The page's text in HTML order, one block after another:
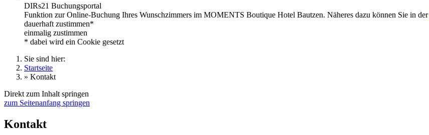
DIRs21 Buchungsportal
Funktion zur Online-Buchung Ihres Wunschzimmers im MOMENTS Boutique Hotel Bautzen. Näheres dazu können Sie in der
dauerhaft zustimmen*
einmalig zustimmen
* dabei wird ein Cookie gesetzt
Sie sind hier:
Startseite
» Kontakt
Direkt zum Inhalt springen
zum Seitenanfang springen
Kontakt